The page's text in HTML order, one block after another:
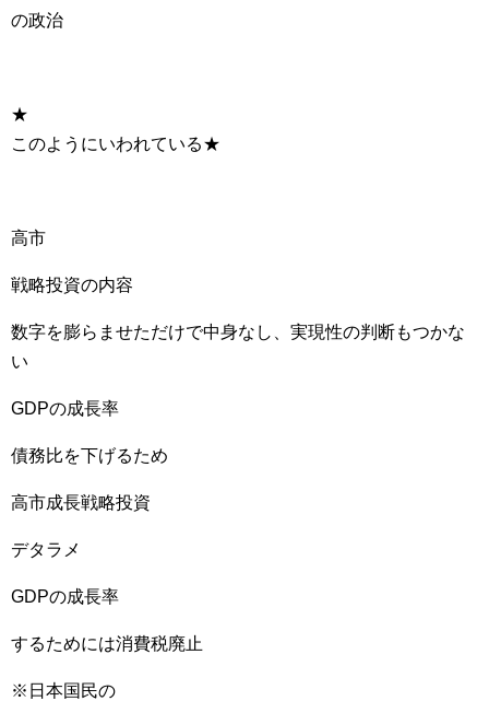
の政治
★
このようにいわれている★
高市
戦略投資の内容
数字を膨らませただけで中身なし、実現性の判断もつかな
い
GDPの成長率
債務比を下げるため
高市成長戦略投資
デタラメ
GDPの成長率
するためには消費税廃止
※日本国民の